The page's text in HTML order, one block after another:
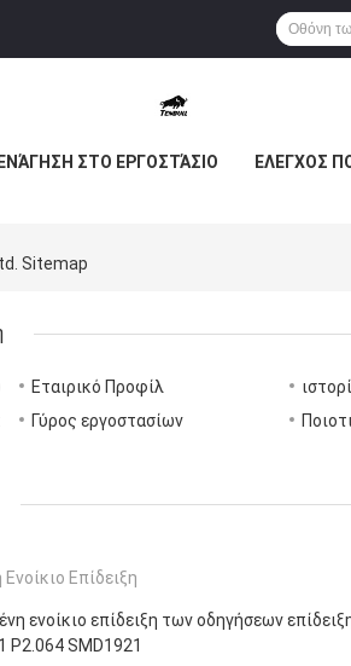
ΣΤΟ ΕΡΓΟΣΤΆΣΙΟ ΕΛΕΓΧΟΣ
Sitemap
Εταιρικό Προφίλ
Γύρος εργοστασίων
Επίδειξη
ενοίκιο επίδειξη των οδηγήσεων
P2.064 SMD1921